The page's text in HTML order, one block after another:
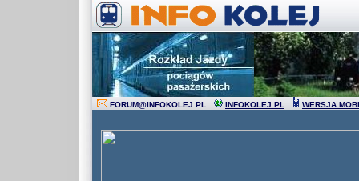
FORUM@INFOKOLEJ.PL INFOKOLEJ.PL WERSJA